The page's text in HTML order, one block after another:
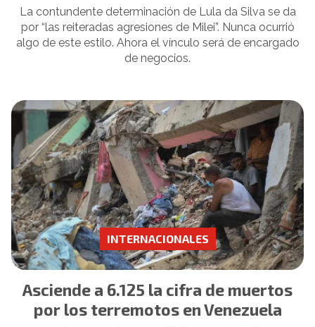
La contundente determinación de Lula da Silva se da
por “las reiteradas agresiones de Milei”. Nunca ocurrió
algo de este estilo. Ahora el vínculo será de encargado
de negocios.
Asciende a 6.125 la cifra de muertos
por los terremotos en Venezuela
INTERNACIONALES